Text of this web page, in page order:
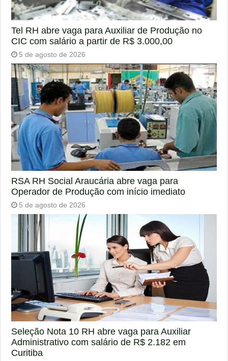
Tel RH abre vaga para Auxiliar de Produção no
CIC com salário a partir de R$ 3.000,00
5 de agosto de 2026
RSA RH Social Araucária abre vaga para
Operador de Produção com início imediato
5 de agosto de 2026
Seleção Nota 10 RH abre vaga para Auxiliar
Administrativo com salário de R$ 2.182 em
Curitiba